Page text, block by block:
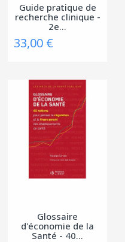
Guide pratique de
recherche clinique -
2e...
33,00 €
Glossaire
d'économie de la
Santé - 40...